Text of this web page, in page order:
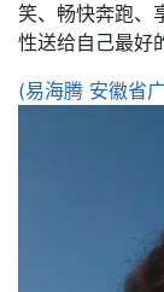
笑、畅快奔跑、
性送给自己最好
(易海腾 安徽省